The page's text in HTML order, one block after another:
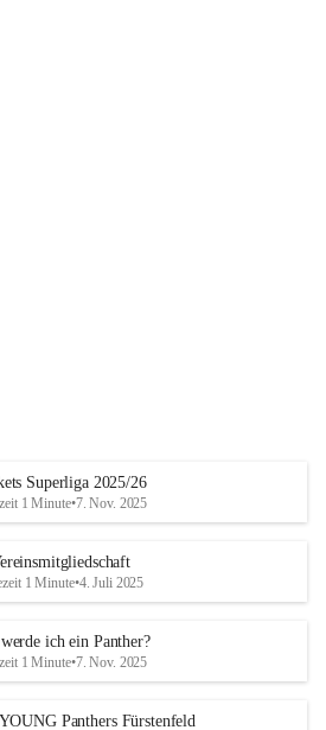
Superliga 2025/26
1 Minute•7. Nov. 2025
1 Minute•4. Juli 2025
ich ein Panther?
1 Minute•7. Nov. 2025
Panthers Fürstenfeld